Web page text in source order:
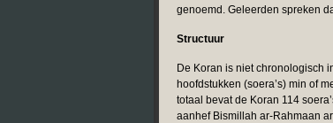
genoemd. Geleerden spreken
Structuur
De Koran is niet chronologisch
hoofdstukken (soera’s) min of
totaal bevat de Koran 114
aanhef Bismillah ar-Rahmaan